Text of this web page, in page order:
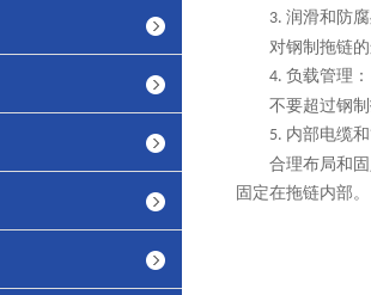
3. 润滑和防
对钢制拖链
4. 负载管理：
不要超过钢
5. 内部电缆
合理布局和
固定在拖链内部。